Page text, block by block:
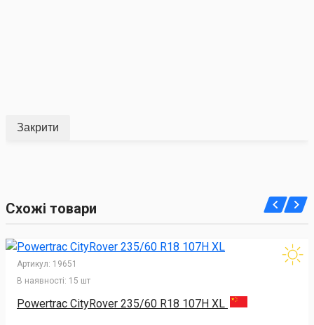
Закрити
Схожі товари
Артикул: 19651
В наявності: 15 шт
Powertrac CityRover 235/60 R18 107H XL